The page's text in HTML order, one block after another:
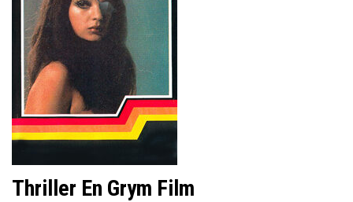
Thriller En Grym Film